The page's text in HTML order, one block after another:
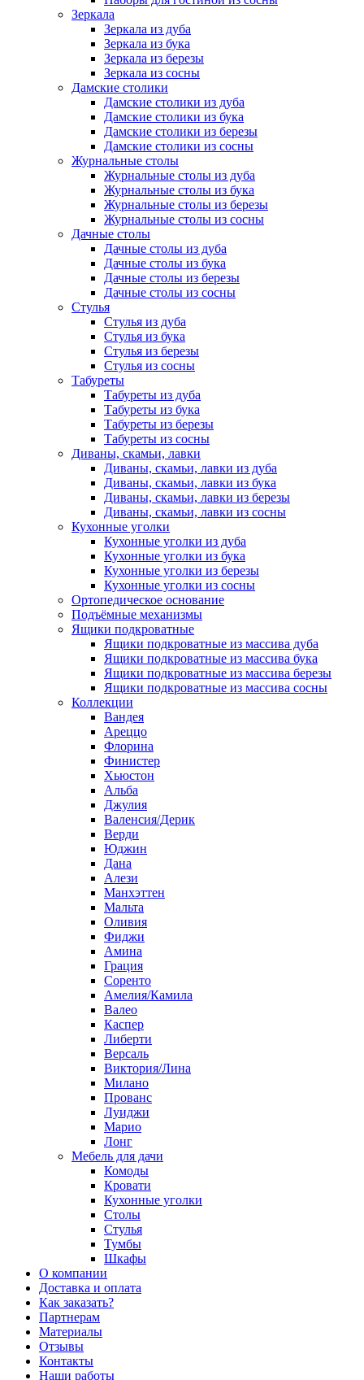
Зеркала
Зеркала из дуба
Зеркала из бука
Зеркала из березы
Зеркала из сосны
Дамские столики
Дамские столики из дуба
Дамские столики из бука
Дамские столики из березы
Дамские столики из сосны
Журнальные столы
Журнальные столы из дуба
Журнальные столы из бука
Журнальные столы из березы
Журнальные столы из сосны
Дачные столы
Дачные столы из дуба
Дачные столы из бука
Дачные столы из березы
Дачные столы из сосны
Стулья
Стулья из дуба
Стулья из бука
Стулья из березы
Стулья из сосны
Табуреты
Табуреты из дуба
Табуреты из бука
Табуреты из березы
Табуреты из сосны
Диваны, скамьи, лавки
Диваны, скамьи, лавки из дуба
Диваны, скамьи, лавки из бука
Диваны, скамьи, лавки из березы
Диваны, скамьи, лавки из сосны
Кухонные уголки
Кухонные уголки из дуба
Кухонные уголки из бука
Кухонные уголки из березы
Кухонные уголки из сосны
Ортопедическое основание
Подъёмные механизмы
Ящики подкроватные
Ящики подкроватные из массива дуба
Ящики подкроватные из массива бука
Ящики подкроватные из массива березы
Ящики подкроватные из массива сосны
Коллекции
Вандея
Ареццо
Флорина
Финистер
Хьюстон
Альба
Джулия
Валенсия/Дерик
Верди
Юджин
Дана
Алези
Манхэттен
Мальта
Оливия
Фиджи
Амина
Грация
Соренто
Амелия/Камила
Валео
Каспер
Либерти
Версаль
Виктория/Лина
Милано
Прованс
Луиджи
Марио
Лонг
Мебель для дачи
Комоды
Кровати
Кухонные уголки
Столы
Стулья
Тумбы
Шкафы
О компании
Доставка и оплата
Как заказать?
Партнерам
Материалы
Отзывы
Контакты
Наши работы